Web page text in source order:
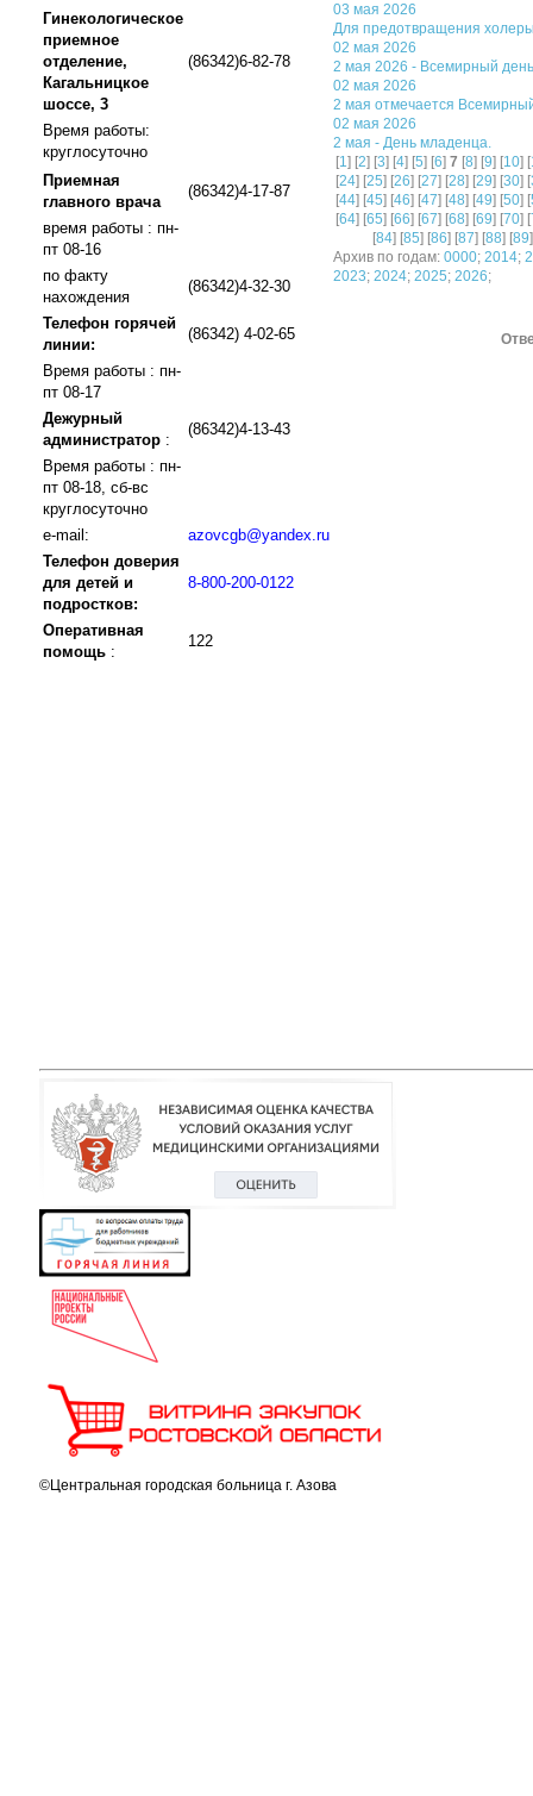
Гинекологическое
приемное
отделение,
Кагальницкое
шоссе, 3
(86342)6-82-78
Время работы:
круглосуточно
Приемная
главного врача
(86342)4-17-87
время работы : пн-
пт 08-16
по факту
нахождения
(86342)4-32-30
Телефон горячей
линии:
(86342) 4-02-65
Время работы : пн-
пт 08-17
Дежурный
администратор :
(86342)4-13-43
Время работы : пн-
пт 08-18, сб-вс
круглосуточно
e-mail:
azovcgb@yandex.ru
Телефон доверия
для детей и
подростков:
8-800-200-0122
Оперативная
помощь :
122
03 мая 2026
Для предотвращения
02 мая 2026
2 мая 2026 - Всемирный
02 мая 2026
2 мая отмечается
02 мая 2026
2 мая - День младенца.
[1] [2] [3] [4] [5] [6] 7 [8] [9] [10] [
[24] [25] [26] [27] [28] [29] [30] [
[44] [45] [46] [47] [48] [49] [50] [
[64] [65] [66] [67] [68] [69] [70] [
[84] [85] [86] [87] [88] [89
Архив по годам: 0000; 2014;
2023; 2024; 2025; 2026;
©Центральная городская больница г. Азова